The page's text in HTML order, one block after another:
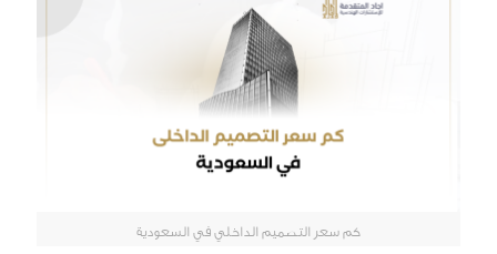
كم سعر التصميم الداخلي في السعودية